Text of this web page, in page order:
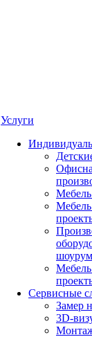
Услуги
Мебель
Сервисные
Замер
3D-